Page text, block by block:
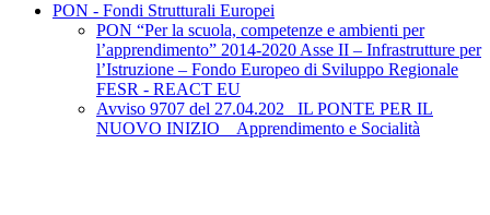
PON - Fondi Strutturali Europei
PON “Per la scuola, competenze e ambienti per
l’apprendimento” 2014-2020 Asse II – Infrastrutture per
l’Istruzione – Fondo Europeo di Sviluppo Regionale
FESR - REACT EU
Avviso 9707 del 27.04.202_ IL PONTE PER IL
NUOVO INIZIO _ Apprendimento e Socialità